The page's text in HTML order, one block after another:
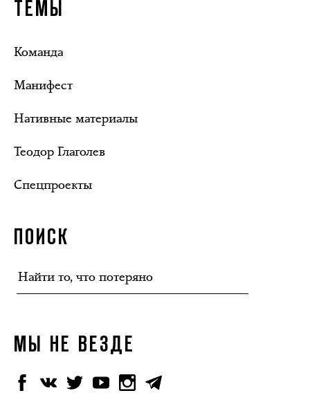
ТЕМЫ
Команда
Манифест
Нативные материалы
Теодор Глаголев
Спецпроекты
ПОИСК
МЫ НЕ ВЕЗДЕ